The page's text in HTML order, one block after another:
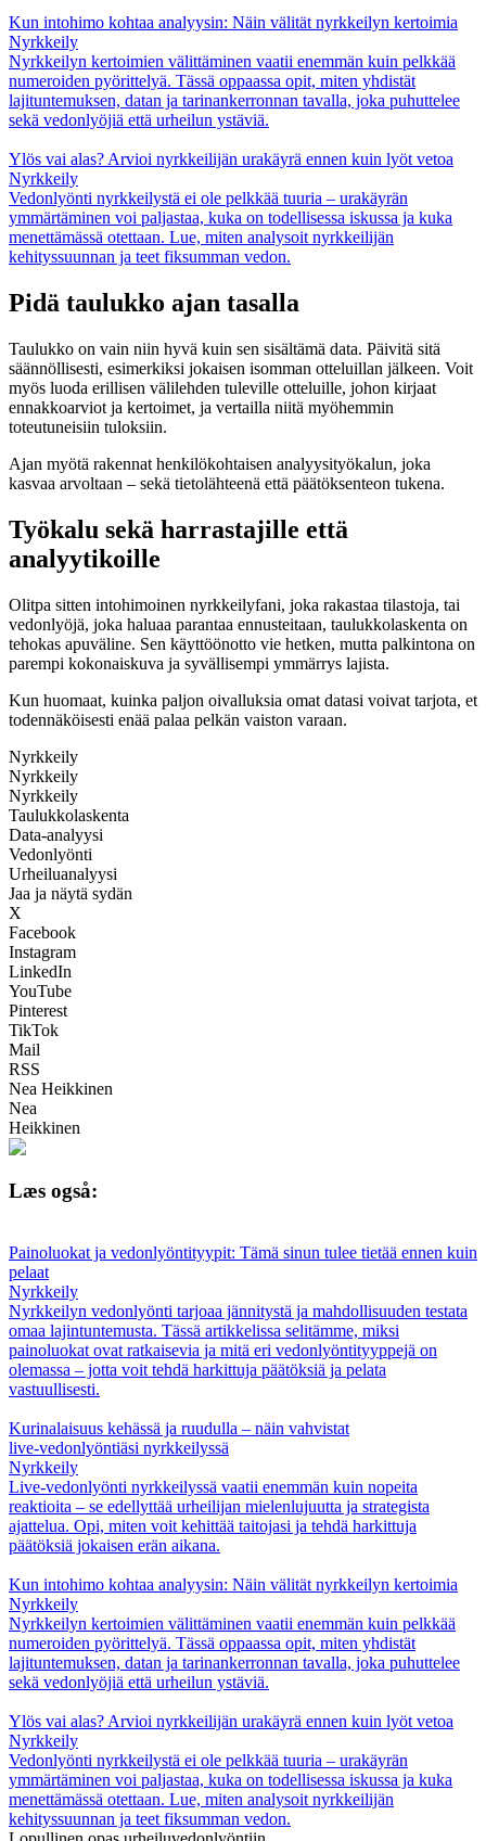
Kun intohimo kohtaa analyysin: Näin välität nyrkkeilyn kertoimia
Nyrkkeily
Nyrkkeilyn kertoimien välittäminen vaatii enemmän kuin pelkkää
numeroiden pyörittelyä. Tässä oppaassa opit, miten yhdistät
lajituntemuksen, datan ja tarinankerronnan tavalla, joka puhuttelee
sekä vedonlyöjiä että urheilun ystäviä.
Ylös vai alas? Arvioi nyrkkeilijän urakäyrä ennen kuin lyöt vetoa
Nyrkkeily
Vedonlyönti nyrkkeilystä ei ole pelkkää tuuria – urakäyrän
ymmärtäminen voi paljastaa, kuka on todellisessa iskussa ja kuka
menettämässä otettaan. Lue, miten analysoit nyrkkeilijän
kehityssuunnan ja teet fiksumman vedon.
Pidä taulukko ajan tasalla
Taulukko on vain niin hyvä kuin sen sisältämä data. Päivitä sitä
säännöllisesti, esimerkiksi jokaisen isomman otteluillan jälkeen. Voit
myös luoda erillisen välilehden tuleville otteluille, johon kirjaat
ennakkoarviot ja kertoimet, ja vertailla niitä myöhemmin
toteutuneisiin tuloksiin.
Ajan myötä rakennat henkilökohtaisen analyysityökalun, joka
kasvaa arvoltaan – sekä tietolähteenä että päätöksenteon tukena.
Työkalu sekä harrastajille että
analyytikoille
Olitpa sitten intohimoinen nyrkkeilyfani, joka rakastaa tilastoja, tai
vedonlyöjä, joka haluaa parantaa ennusteitaan, taulukkolaskenta on
tehokas apuväline. Sen käyttöönotto vie hetken, mutta palkintona on
parempi kokonaiskuva ja syvällisempi ymmärrys lajista.
Kun huomaat, kuinka paljon oivalluksia omat datasi voivat tarjota, et
todennäköisesti enää palaa pelkän vaiston varaan.
Nyrkkeily
Nyrkkeily
Nyrkkeily
Taulukkolaskenta
Data-analyysi
Vedonlyönti
Urheiluanalyysi
Jaa ja näytä sydän
X
Facebook
Instagram
LinkedIn
YouTube
Pinterest
TikTok
Mail
RSS
Nea Heikkinen
Nea
Heikkinen
Læs også:
Painoluokat ja vedonlyöntityypit: Tämä sinun tulee tietää ennen kuin
pelaat
Nyrkkeily
Nyrkkeilyn vedonlyönti tarjoaa jännitystä ja mahdollisuuden testata
omaa lajintuntemusta. Tässä artikkelissa selitämme, miksi
painoluokat ovat ratkaisevia ja mitä eri vedonlyöntityyppejä on
olemassa – jotta voit tehdä harkittuja päätöksiä ja pelata
vastuullisesti.
Kurinalaisuus kehässä ja ruudulla – näin vahvistat
live‑vedonlyöntiäsi nyrkkeilyssä
Nyrkkeily
Live‑vedonlyönti nyrkkeilyssä vaatii enemmän kuin nopeita
reaktioita – se edellyttää urheilijan mielenlujuutta ja strategista
ajattelua. Opi, miten voit kehittää taitojasi ja tehdä harkittuja
päätöksiä jokaisen erän aikana.
Kun intohimo kohtaa analyysin: Näin välität nyrkkeilyn kertoimia
Nyrkkeily
Nyrkkeilyn kertoimien välittäminen vaatii enemmän kuin pelkkää
numeroiden pyörittelyä. Tässä oppaassa opit, miten yhdistät
lajituntemuksen, datan ja tarinankerronnan tavalla, joka puhuttelee
sekä vedonlyöjiä että urheilun ystäviä.
Ylös vai alas? Arvioi nyrkkeilijän urakäyrä ennen kuin lyöt vetoa
Nyrkkeily
Vedonlyönti nyrkkeilystä ei ole pelkkää tuuria – urakäyrän
ymmärtäminen voi paljastaa, kuka on todellisessa iskussa ja kuka
menettämässä otettaan. Lue, miten analysoit nyrkkeilijän
kehityssuunnan ja teet fiksumman vedon.